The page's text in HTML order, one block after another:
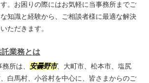
。お困りの際にはお気軽に当事務所までご
知識と経験から、ご相談者様に最適な解決
ただきます。
業務とは
所は、 安曇野市、大町市、松本市、塩尻
白馬村、小谷村を中心に、皆さまからのご